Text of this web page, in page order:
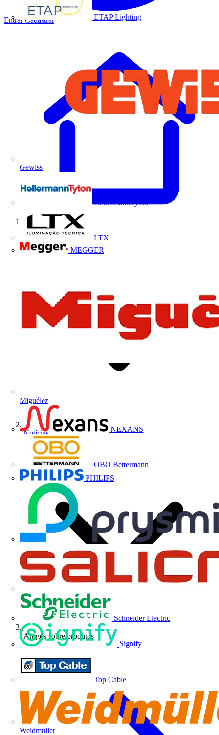
ETAP Lighting
Gewiss
HellermannTyton
LTX
MEGGER
Miguélez
NEXANS
OBO Bettermann
PHILIPS
Schneider Electric
Signify
Top Cable
Weidmüller
Entrar Cadastrar
Início
Notícias
Artigos sobre produtos